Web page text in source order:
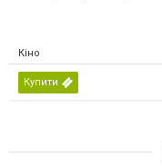
Кіно
Купити